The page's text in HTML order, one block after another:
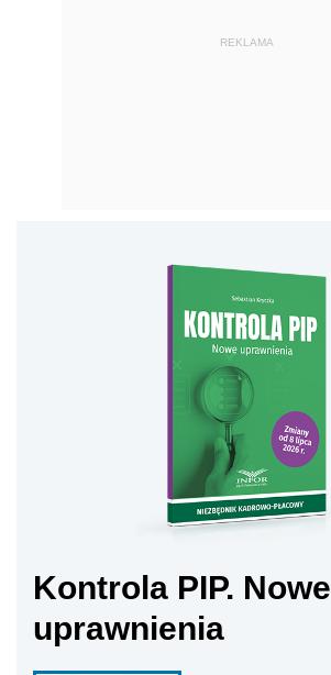
REKLAMA
Kontrola PIP. Nowe
uprawnienia